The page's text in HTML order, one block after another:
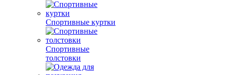
Спортивные куртки
Спортивные
толстовки